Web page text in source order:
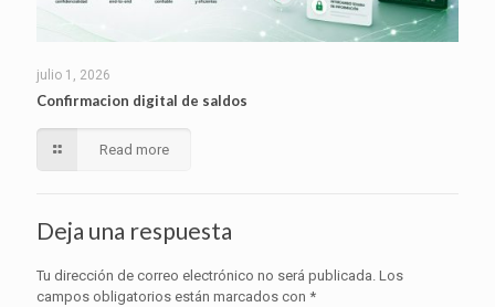
julio 1, 2026
Confirmacion digital de saldos
Read more
Deja una respuesta
Tu dirección de correo electrónico no será publicada. Los
campos obligatorios están marcados con *